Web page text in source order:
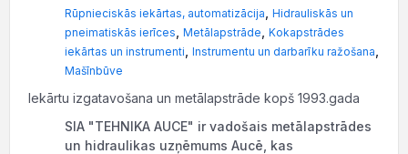
Rūpnieciskās iekārtas, automatizācija Hidrauliskās un
pneimatiskās ierīces Metālapstrāde Kokapstrādes
iekārtas un instrumenti Instrumentu un darbarīku ražošana
Mašīnbūve
Iekārtu izgatavošana un metālapstrāde kopš 1993.gada
SIA "TEHNIKA AUCE" ir vadošais metālapstrādes
un hidraulikas uzņēmums Aucē, kas